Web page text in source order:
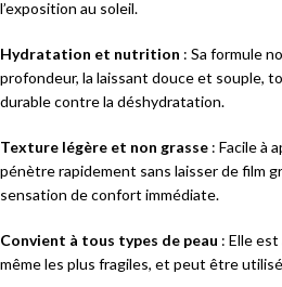
l’exposition au soleil.
Hydratation et nutrition : Sa formule
profondeur, la laissant douce et souple,
durable contre la déshydratation.
Texture légère et non grasse : Facile à
pénètre rapidement sans laisser de film
sensation de confort immédiate.
Convient à tous types de peau : Elle
même les plus fragiles, et peut être